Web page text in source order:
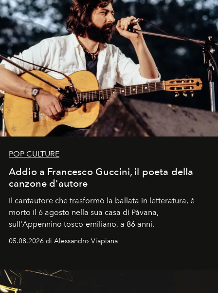
POP CULTURE
Addio a Francesco Guccini, il poeta della
canzone d'autore
Il cantautore che trasformò la ballata in letteratura, è
morto il 6 agosto nella sua casa di Pàvana,
sull'Appennino tosco-emiliano, a 86 anni.
05.08.2026 di Alessandro Viapiana